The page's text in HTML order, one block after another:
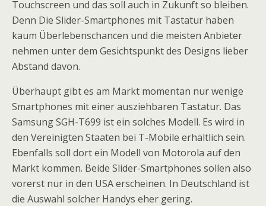
Touchscreen und das soll auch in Zukunft so bleiben.
Denn Die Slider-Smartphones mit Tastatur haben
kaum Überlebenschancen und die meisten Anbieter
nehmen unter dem Gesichtspunkt des Designs lieber
Abstand davon.
Überhaupt gibt es am Markt momentan nur wenige
Smartphones mit einer ausziehbaren Tastatur. Das
Samsung SGH-T699 ist ein solches Modell. Es wird in
den Vereinigten Staaten bei T-Mobile erhältlich sein.
Ebenfalls soll dort ein Modell von Motorola auf den
Markt kommen. Beide Slider-Smartphones sollen also
vorerst nur in den USA erscheinen. In Deutschland ist
die Auswahl solcher Handys eher gering.